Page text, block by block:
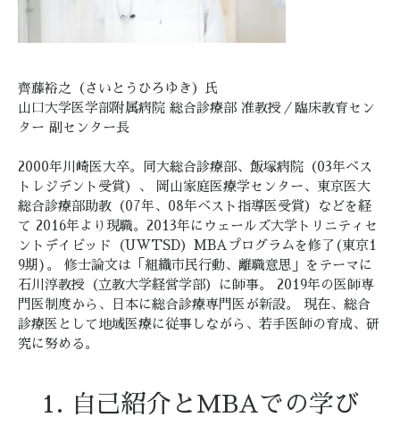
齊藤裕之（さいとうひろゆき）氏
山口大学医学部附属病院 総合診療部 准教授／臨床教育セン
ター 副センター長
2000年川崎医大卒。同大総合診療部、飯塚病院（03年ベス
トレジデント受賞）、 岡山家庭医療学センター、東京医大
総合診療部助教（07年、08年ベスト指導医受賞）などを経
て 2016年より現職。2013年にウェールズ大学トリニティセ
ントデイビッド（UWTSD）MBAプログラムを修了(東京1
9期)。 修士論文は「組織市民行動、離職意思」をテーマに
石川淳教授（立教大学経営学部）に師事。 2019年の医師専
門医制度から、日本に総合診療専門医が新設。 現在、総合
診療医として地域医療に従事しながら、若手医師の育成、研
究に努める。
1. 自己紹介とMBAでの学び